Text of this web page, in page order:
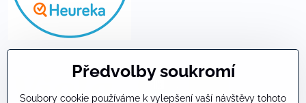
Předvolby soukromí
Soubory cookie používáme k vylepšení vaší návštěvy tohoto